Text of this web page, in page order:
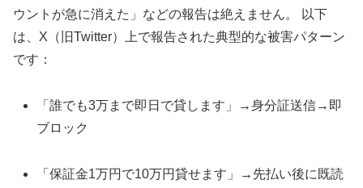
ウントが急に消えた」などの報告は絶えません。 以下
は、X（旧Twitter）上で報告された典型的な被害パターン
です：
「誰でも3万まで即日で貸します」→身分証送信→即
ブロック
「保証金1万円で10万円貸せます」→先払い後に既読